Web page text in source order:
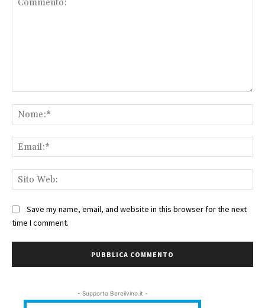
Save my name, email, and website in this browser for the next
time I comment.
- Supporta Bereilvino.it -